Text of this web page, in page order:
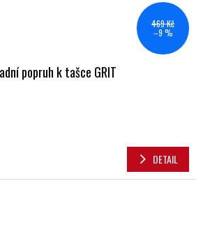
469 Kč
–9 %
popruh k tašce GRIT
DETAIL